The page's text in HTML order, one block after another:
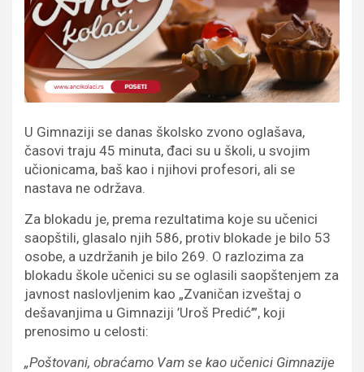
U Gimnaziji se danas školsko zvono oglašava,
časovi traju 45 minuta, đaci su u školi, u svojim
učionicama, baš kao i njihovi profesori, ali se
nastava ne održava.
Za blokadu je, prema rezultatima koje su učenici
saopštili, glasalo njih 586, protiv blokade je bilo 53
osobe, a uzdržanih je bilo 269. O razlozima za
blokadu škole učenici su se oglasili saopštenjem za
javnost naslovljenim kao „Zvaničan izveštaj o
dešavanjima u Gimnaziji ’Uroš Predić’”, koji
prenosimo u celosti:
„Poštovani, obraćamo Vam se kao učenici Gimnazije